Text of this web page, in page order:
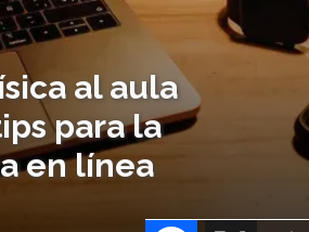
al aula
para la
en línea
X
Facebook